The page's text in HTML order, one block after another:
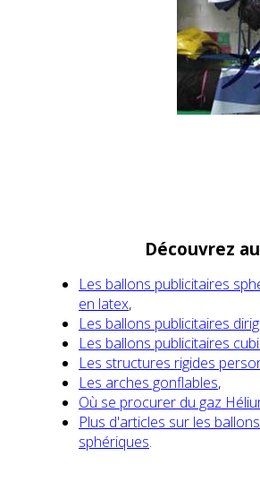
Découvrez
Les ballons publicitaires
en latex,
Les ballons publicitaires
Les ballons publicitaires
Les structures rigides
Les arches gonflables,
Où se procurer du gaz
Plus d'articles sur les
sphériques.